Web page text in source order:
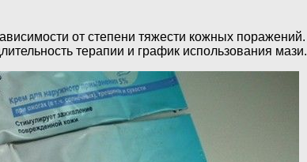
от степени тяжести кожных
терапии и график использования мази.